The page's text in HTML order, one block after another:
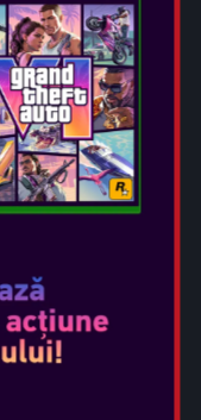
mai captivant
survival horror
Series X|S și
pe RE ENGINE
moderne,
înfiorător cum nu